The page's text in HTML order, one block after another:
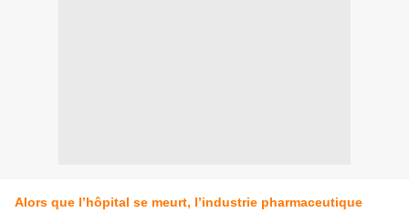
Alors que l’hôpital se meurt, l’industrie pharmaceutique